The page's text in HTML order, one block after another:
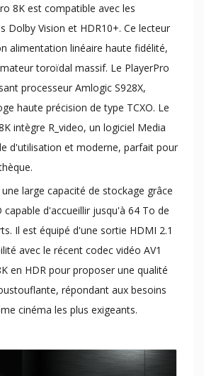
8K est compatible avec les
Dolby Vision et HDR10+. Ce lecteur
alimentation linéaire haute fidélité,
toroïdal massif. Le PlayerPro
processeur Amlogic S928X,
haute précision de type TCXO. Le
intègre R_video, un logiciel Media
d'utilisation et moderne, parfait pour
large capacité de stockage grâce
d'accueillir jusqu'à 64 To de
Il est équipé d'une sortie HDMI 2.1
avec le récent codec vidéo AV1
en HDR pour proposer une qualité
répondant aux besoins
cinéma les plus exigeants.